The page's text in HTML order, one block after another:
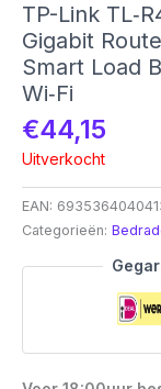
TP-Link
Gigabit
Smart Load
Wi‑Fi
€44,15
Uitverkocht
EAN:
Categorieën: